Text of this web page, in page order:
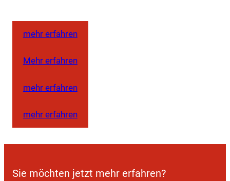
mehr erfahren
Mehr erfahren
mehr erfahren
mehr erfahren
Sie möchten jetzt mehr erfahren?